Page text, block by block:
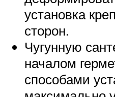
установка
сторон.
Чугунную
началом
способами